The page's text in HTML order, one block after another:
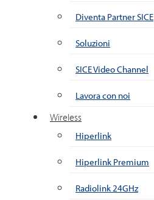
Diventa Partner SICE
Soluzioni
SICE Video Channel
Lavora con noi
Wireless
Hiperlink
Hiperlink Premium
Radiolink 24GHz